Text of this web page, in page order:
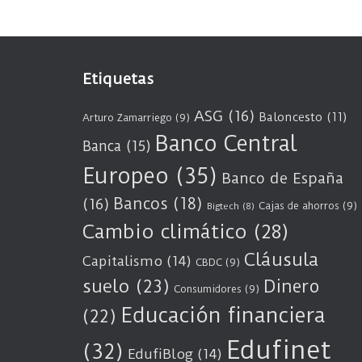
Etiquetas
Arturo Zamarriego (9) ASG (16) Baloncesto (11)
Banca (15) Banco Central
Europeo (35) Banco de España
(16) Bancos (18) Bigtech (8) Cajas de ahorros (9)
Cambio climático (28)
Capitalismo (14) CBDC (9) Cláusula
suelo (23) Consumidores (9) Dinero
(22) Educación financiera
(32) EdufiBlog (14) Edufinet